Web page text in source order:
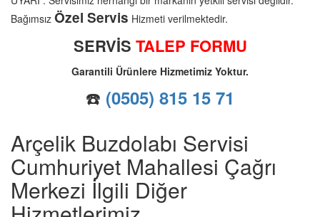
Bağımsız Özel Servis Hizmeti verilmektedir.
SERVİS TALEP FORMU
Garantili Ürünlere Hizmetimiz Yoktur.
☎️ (0505) 815 15 71
Arçelik Buzdolabı Servisi
Cumhuriyet Mahallesi Çağrı
Merkezi İlgili Diğer